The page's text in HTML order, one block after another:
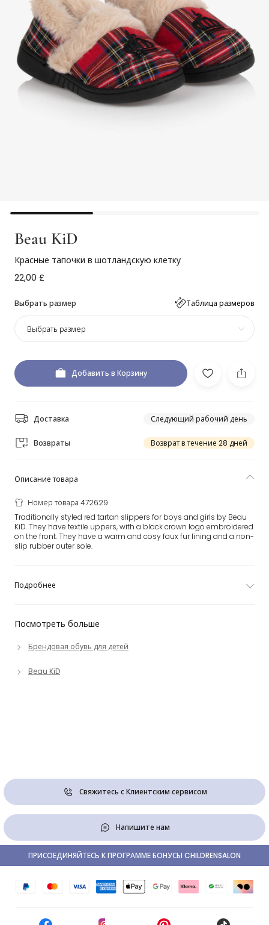
Beau KiD
Красные тапочки в шотландскую клетку
22,00 £
Выбрать размер Таблица размеров
Выбрать размер
Добавить в Корзину
Доставка Следующий рабочий день
Возвраты Возврат в течение 28 дней
Посмотреть больше
Брендовая обувь для детей
Beau KiD
Описание товара
Номер товара 472629
Traditionally styled red tartan slippers for boys and girls by Beau
KiD. They have textile uppers, with a black crown logo embroidered
on the front. They have a warm and cosy faux fur lining and a non-
slip rubber outer sole.
Подробнее
Свяжитесь с Клиентским сервисом
Напишите нам
ПРИСОЕДИНЯЙТЕСЬ К ПРОГРАММЕ БОНУСЫ CHILDRENSALON